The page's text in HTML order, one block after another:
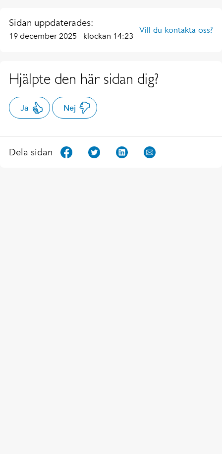
Sidan uppdaterades:
19 december 2025 klockan 14:23
Vill du kontakta oss?
Hjälpte den här sidan dig?
Ja Nej
Dela sidan